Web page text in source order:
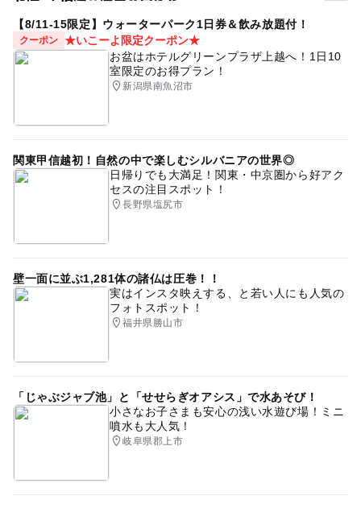
【8/11-15限定】ウォーターパーク1日券＆飲み放題付！
クーポン ★いこーよ限定クーポン★
お盆はホテルグリーンプラザ上越へ！1日10
室限定のお得プラン！
新潟県南魚沼市
関東甲信越初！自然の中で楽しむシルバニアの世界◎
日帰りでも大満足！関東・中京圏から好アク
セスの注目スポット！
長野県塩尻市
壁一面に並ぶ1,281体の諸仏は圧巻！！
実はインスタ映えする、と若い人にも人気の
フォトスポット！
福井県勝山市
「じゃぶジャブ池」と「せせらぎオアシス」で水あそび！
小さなお子さまも安心の浅い水遊び場！ミニ
噴水も大人気！
岐阜県郡上市